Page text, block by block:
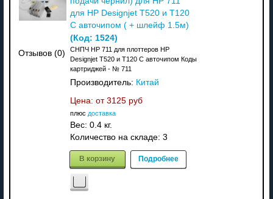
Отзывов (0)
для HP Designjet T520 и T120
C авточипом ( + шлейф 1.5м)
(Код: 1524)
СНПЧ HP 711 для плоттеров HP
Designjet T520 и T120 C авточипом Коды
картриджей - № 711
Производитель: Китай
Цена: от 3125 руб
плюс доставка
Вес: 0.4 кг.
Количество на складе: 3
В корзину Подробнее